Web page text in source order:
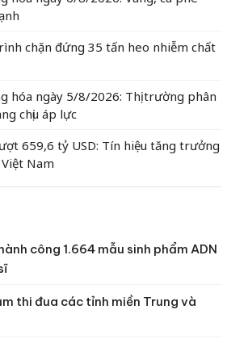
chặn đứng 35 tấn heo nhiễm chất
hóa ngày 5/8/2026: Thị trường phân
chịu áp lực
659,6 tỷ USD: Tín hiệu tăng trưởng
Nam
công 1.664 mẫu sinh phẩm ADN
thi đua các tỉnh miền Trung và